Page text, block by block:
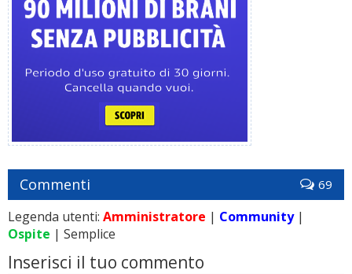
Commenti 69
Legenda utenti: Amministratore | Community|
Ospite | Semplice
Inserisci il tuo commento